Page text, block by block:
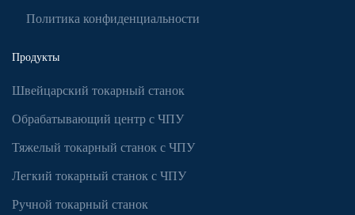
Политика конфиденциальности
Продукты
Швейцарский токарный станок
Обрабатывающий центр с ЧПУ
Тяжелый токарный станок с ЧПУ
Легкий токарный станок с ЧПУ
Ручной токарный станок